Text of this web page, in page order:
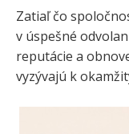
Zatiaľ čo
v úspešné
reputácie a
vyzývajú k